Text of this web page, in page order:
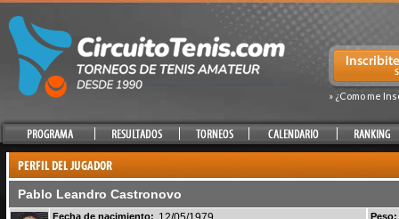
» ¿Como me
Pablo Leandro Castronovo
Fecha de nacimiento:
Peso: